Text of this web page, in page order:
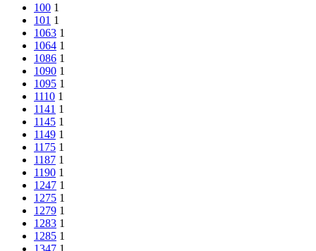
100 1
101 1
1063 1
1064 1
1086 1
1090 1
1095 1
1110 1
1141 1
1145 1
1149 1
1175 1
1187 1
1190 1
1247 1
1275 1
1279 1
1283 1
1285 1
1347 1